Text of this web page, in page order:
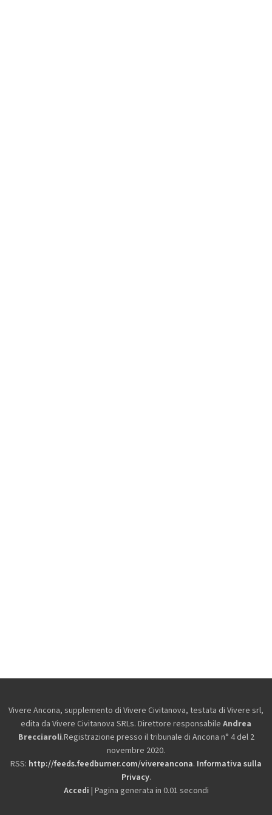
Vivere Ancona, supplemento di Vivere Civitanova, testata di Vivere srl,
edita da Vivere Civitanova SRLs. Direttore responsabile Andrea
Brecciaroli.Registrazione presso il tribunale di Ancona n° 4 del 2
novembre 2020.
RSS: http://feeds.feedburner.com/vivereancona. Informativa sulla
Privacy.
Accedi | Pagina generata in 0.01 secondi